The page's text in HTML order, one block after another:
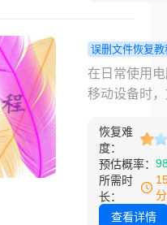
那么电脑误
文件怎么恢
本文将介绍
用的文件恢
法，帮助你
度挽回损失。
误删文件恢复教
件被误删了
恢复？5种
南！
在日常使用
移动设备时
遇到的棘手
无论是重要
文档、珍贵
还是其他数
旦丢失都可
恢复难
度：
预估概率：
所需时
长：
查看详情